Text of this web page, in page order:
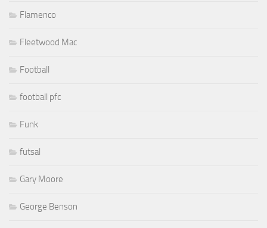
Flamenco
Fleetwood Mac
Football
football pfc
Funk
futsal
Gary Moore
George Benson